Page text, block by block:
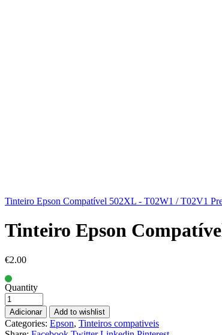
Tinteiro Epson Compatível 502XL - T02W1 / T02V1
Tinteiro Epson
€2.00
Quantity
Adicionar Add to wishlist
Categories: Epson, Tinteiros compativeis